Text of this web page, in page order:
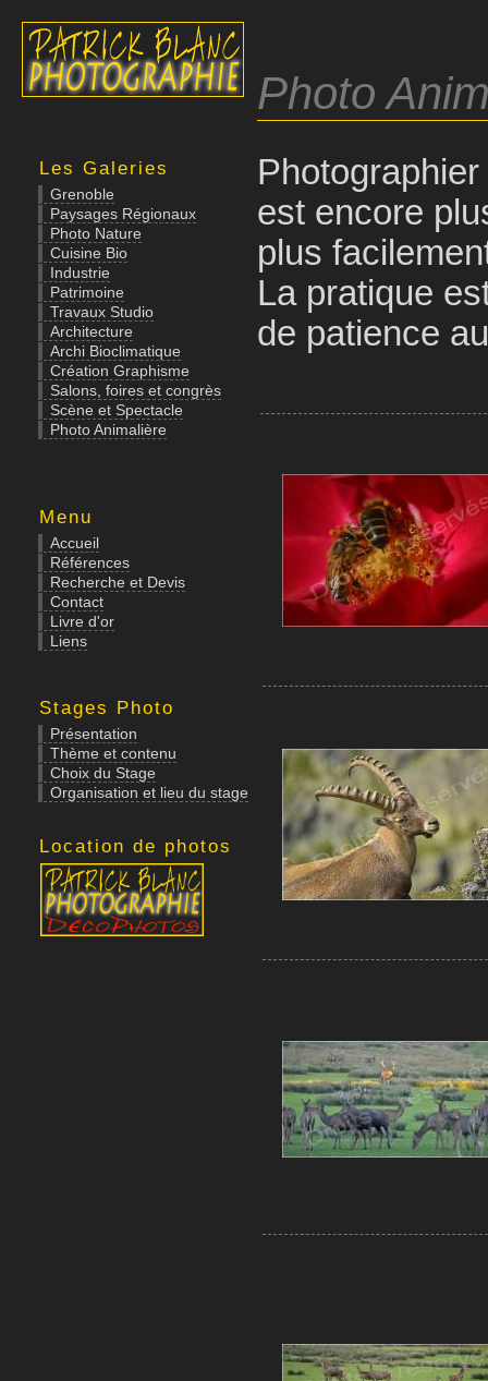
Photo
est encore
plus
La pratique
de patience
Menu
Accueil
Références
Recherche et Devis
Contact
Livre d'or
Liens
Les Galeries
Grenoble
Paysages Régionaux
Photo Nature
Cuisine Bio
Industrie
Patrimoine
Travaux Studio
Architecture
Archi Bioclimatique
Création Graphisme
Salons, foires et congrès
Scène et Spectacle
Photo Animalière
Stages Photo
Présentation
Thème et contenu
Choix du Stage
Organisation et lieu du stage
Location de photos